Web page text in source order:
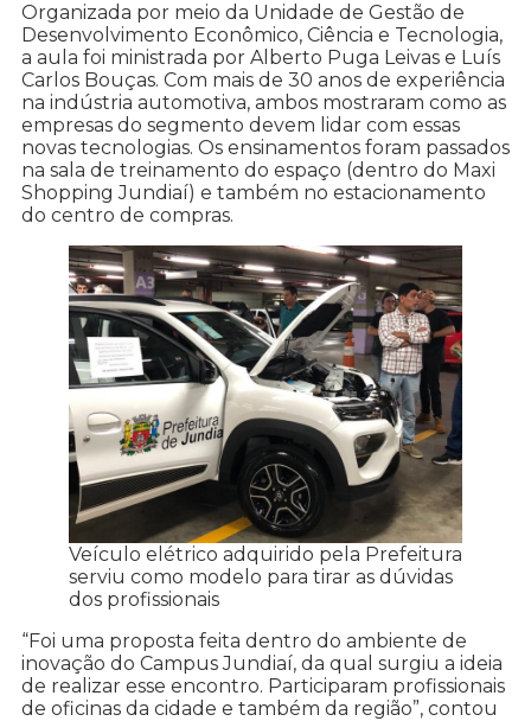
Organizada por meio da Unidade de Gestão de
Desenvolvimento Econômico, Ciência e Tecnologia,
a aula foi ministrada por Alberto Puga Leivas e Luís
Carlos Bouças. Com mais de 30 anos de experiência
na indústria automotiva, ambos mostraram como as
empresas do segmento devem lidar com essas
novas tecnologias. Os ensinamentos foram passados
na sala de treinamento do espaço (dentro do Maxi
Shopping Jundiaí) e também no estacionamento
do centro de compras.
Veículo elétrico adquirido pela Prefeitura
serviu como modelo para tirar as dúvidas
dos profissionais
“Foi uma proposta feita dentro do ambiente de
inovação do Campus Jundiaí, da qual surgiu a ideia
de realizar esse encontro. Participaram profissionais
de oficinas da cidade e também da região”, contou